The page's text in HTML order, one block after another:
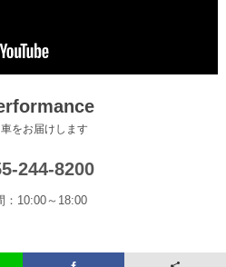
をお届けします
244-8200
：10:00～18:00